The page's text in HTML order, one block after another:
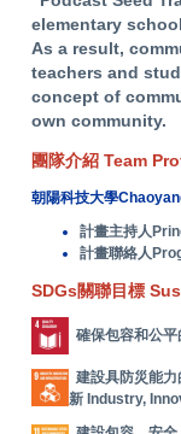
elementary
As a result,
teachers and
concept of
own community.
團隊介紹 Team
朝陽科技大學
計畫主持人
計畫聯絡人
SDGs關聯目標
確保包容和公
建設具防災能
新 Industry,